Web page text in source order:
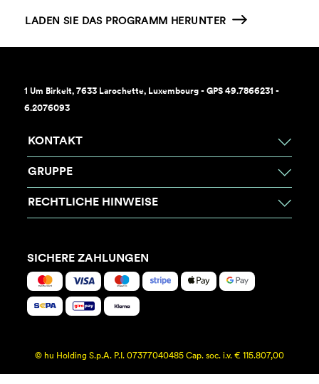
LADEN SIE DAS PROGRAMM HERUNTER
1 Um Birkelt, 7633 Larochette, Luxembourg - GPS 49.7866231 -
6.2076093
KONTAKT
GRUPPE
RECHTLICHE HINWEISE
SICHERE ZAHLUNGEN
© hu Holding S.p.A. P.I. 07377040485 Cap. soc. i.v. € 115.807,00